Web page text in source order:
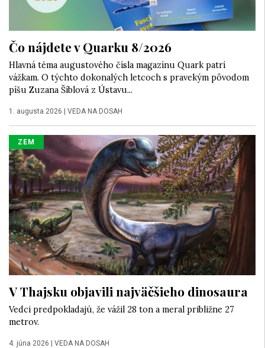
Čo nájdete v Quarku 8/2026
Hlavná téma augustového čísla magazínu Quark patrí
vážkam. O týchto dokonalých letcoch s pravekým pôvodom
píšu Zuzana Šíblová z Ústavu...
1. augusta 2026 VEDA NA DOSAH
ZEM
V Thajsku objavili najväčšieho dinosaura
Vedci predpokladajú, že vážil 28 ton a meral približne 27
metrov.
4. júna 2026 | VEDA NA DOSAH